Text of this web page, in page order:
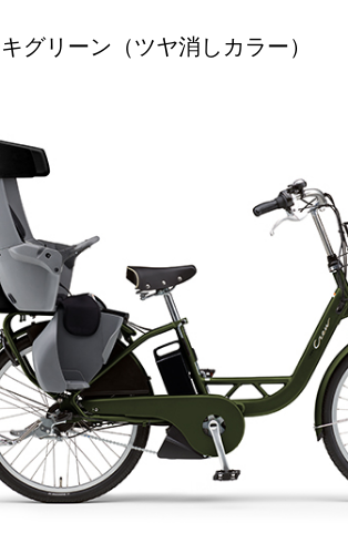
グリーン（ツヤ消しカラー）